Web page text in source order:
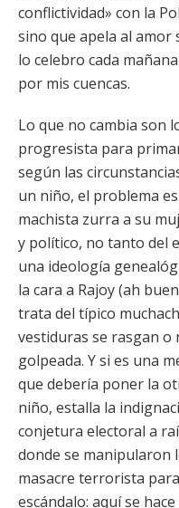
conflictividad» con la
sino que apela al amor
lo celebro cada
por mis cuencas.
Lo que no cambia son
progresista para
según las
un niño, el problema
machista zurra a su
y político, no tanto del
una ideología
la cara a Rajoy (ah
trata del típico
vestiduras se rasgan o
golpeada. Y si es una
que debería poner la
niño, estalla la
conjetura electoral a
donde se manipularon
masacre terrorista
escándalo: aquí se